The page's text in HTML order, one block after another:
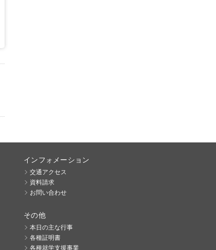
インフォメーション
交通アクセス
資料請求
お問い合わせ
その他
本日の主な行事
各種証明書
各種就学支援事業